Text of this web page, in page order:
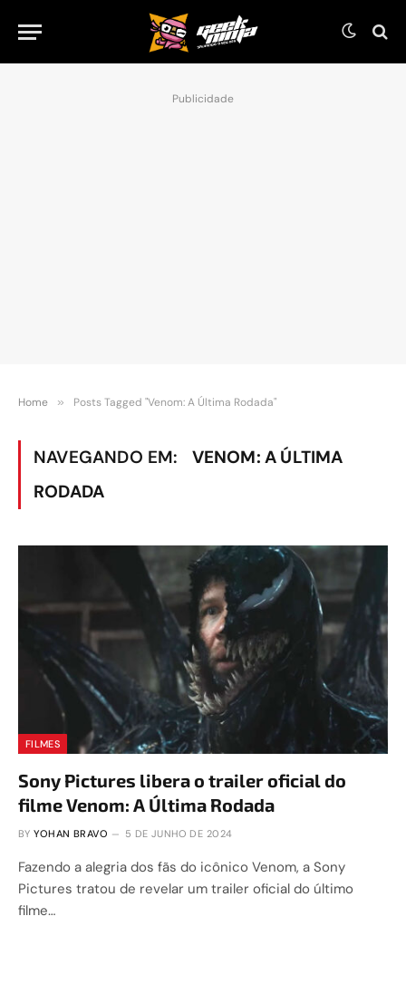
Publicidade
Home » Posts Tagged "Venom: A Última Rodada"
NAVEGANDO EM:
VENOM: A ÚLTIMA
RODADA
FILMES
Sony Pictures libera o trailer oficial do
filme Venom: A Última Rodada
BY YOHAN BRAVO 5 DE JUNHO DE 2024
Fazendo a alegria dos fãs do icônico Venom, a Sony
Pictures tratou de revelar um trailer oficial do último
filme…